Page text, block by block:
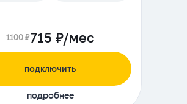
1100 ₽715 ₽/мес
подключить
подробнее